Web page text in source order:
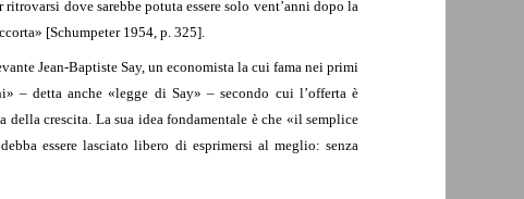
dove sarebbe potuta essere solo vent’anni dopo la
[Schumpeter 1954, p. 325].
Jean-Baptiste Say, un economista la cui fama nei primi
– detta anche «legge di Say» – secondo cui l’offerta è
crescita. La sua idea fondamentale è che «il semplice
essere lasciato libero di esprimersi al meglio: senza